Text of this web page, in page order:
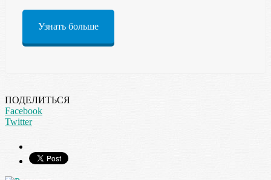
Узнать больше
ПОДЕЛИТЬСЯ
Facebook
Twitter